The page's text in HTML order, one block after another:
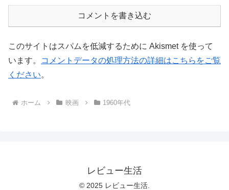
コメントを書き込む
このサイトはスパムを低減するために Akismet を使って
います。
コメントデータの処理方法の詳細はこちらをご覧
ください。
ホーム 映画 1960年代
レビュー生活
© 2025 レビュー生活.